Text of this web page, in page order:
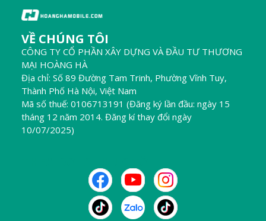
VỀ CHÚNG TÔI
CÔNG TY CỔ PHẦN XÂY DỰNG VÀ ĐẦU TƯ THƯƠNG
MẠI HOÀNG HÀ
Địa chỉ: Số 89 Đường Tam Trinh, Phường Vĩnh Tuy,
Thành Phố Hà Nội, Việt Nam
Mã số thuế: 0106713191 (Đăng ký lần đầu: ngày 15
tháng 12 năm 2014. Đăng kí thay đổi ngày
10/07/2025)